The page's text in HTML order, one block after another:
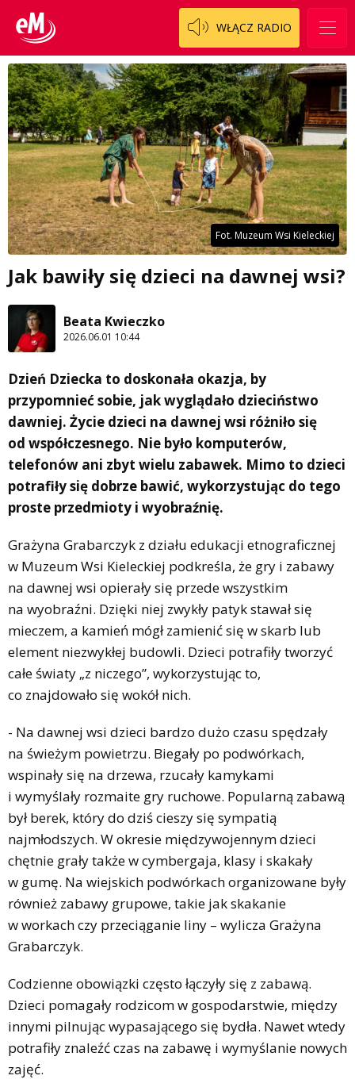
WŁĄCZ RADIO
Fot. Muzeum Wsi Kieleckiej
Jak bawiły się dzieci na dawnej wsi?
Beata Kwieczko
2026.06.01 10:44
Dzień Dziecka to doskonała okazja, by
przypomnieć sobie, jak wyglądało dzieciństwo
dawniej. Życie dzieci na dawnej wsi różniło się
od współczesnego. Nie było komputerów,
telefonów ani zbyt wielu zabawek. Mimo to dzieci
potrafiły się dobrze bawić, wykorzystując do tego
proste przedmioty i wyobraźnię.
Grażyna Grabarczyk z działu edukacji etnograficznej
w Muzeum Wsi Kieleckiej podkreśla, że gry i zabawy
na dawnej wsi opierały się przede wszystkim
na wyobraźni. Dzięki niej zwykły patyk stawał się
mieczem, a kamień mógł zamienić się w skarb lub
element niezwykłej budowli. Dzieci potrafiły tworzyć
całe światy „z niczego”, wykorzystując to,
co znajdowało się wokół nich.
- Na dawnej wsi dzieci bardzo dużo czasu spędzały
na świeżym powietrzu. Biegały po podwórkach,
wspinały się na drzewa, rzucały kamykami
i wymyślały rozmaite gry ruchowe. Popularną zabawą
był berek, który do dziś cieszy się sympatią
najmłodszych. W okresie międzywojennym dzieci
chętnie grały także w cymbergaja, klasy i skakały
w gumę. Na wiejskich podwórkach organizowane były
również zabawy grupowe, takie jak skakanie
w workach czy przeciąganie liny – wylicza Grażyna
Grabarczyk.
Codzienne obowiązki często łączyły się z zabawą.
Dzieci pomagały rodzicom w gospodarstwie, między
innymi pilnując wypasającego się bydła. Nawet wtedy
potrafiły znaleźć czas na zabawę i wymyślanie nowych
zajęć.